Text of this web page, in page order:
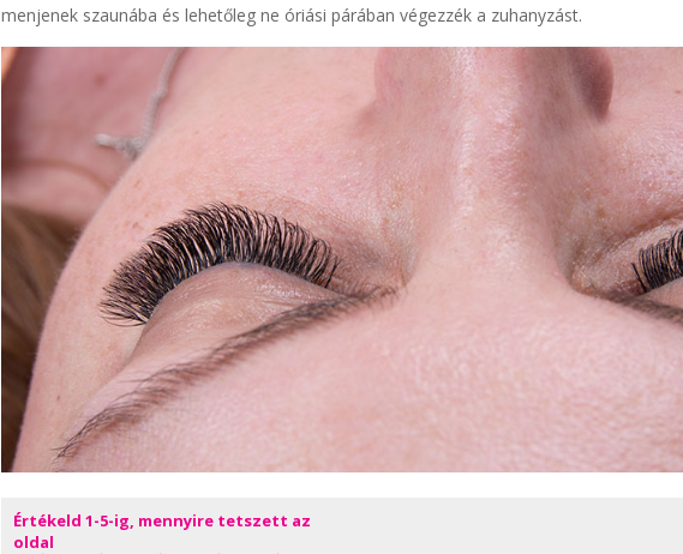
menjenek szaunába és lehetőleg ne óriási párában végezzék a zuhanyzást.
Értékeld 1-5-ig, mennyire tetszett az
oldal